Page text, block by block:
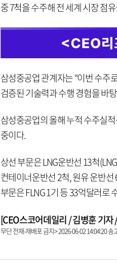
중 7척을 수주해 전 세계 시장 점
삼성중공업 관계자는 “이번 수주
검증된 기술력과 수행 경험을 바
삼성중공업의 올해 누적 수주실
중이다.
상선 부문은 LNG운반선 13척
컨테이너운반선 2척, 원유 운반
부문은 FLNG 1기 등 33억달러로
[CEO스코어데일리 / 김병훈 기
무단 전재-재배포 금지> 2026-06-02 14:04:20 송